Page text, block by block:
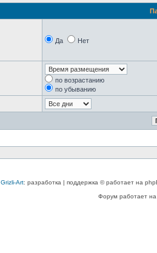
Да Нет
по возрастанию
по убыванию
Grizli-Art: разработка | поддержка © работает на
Форум работает